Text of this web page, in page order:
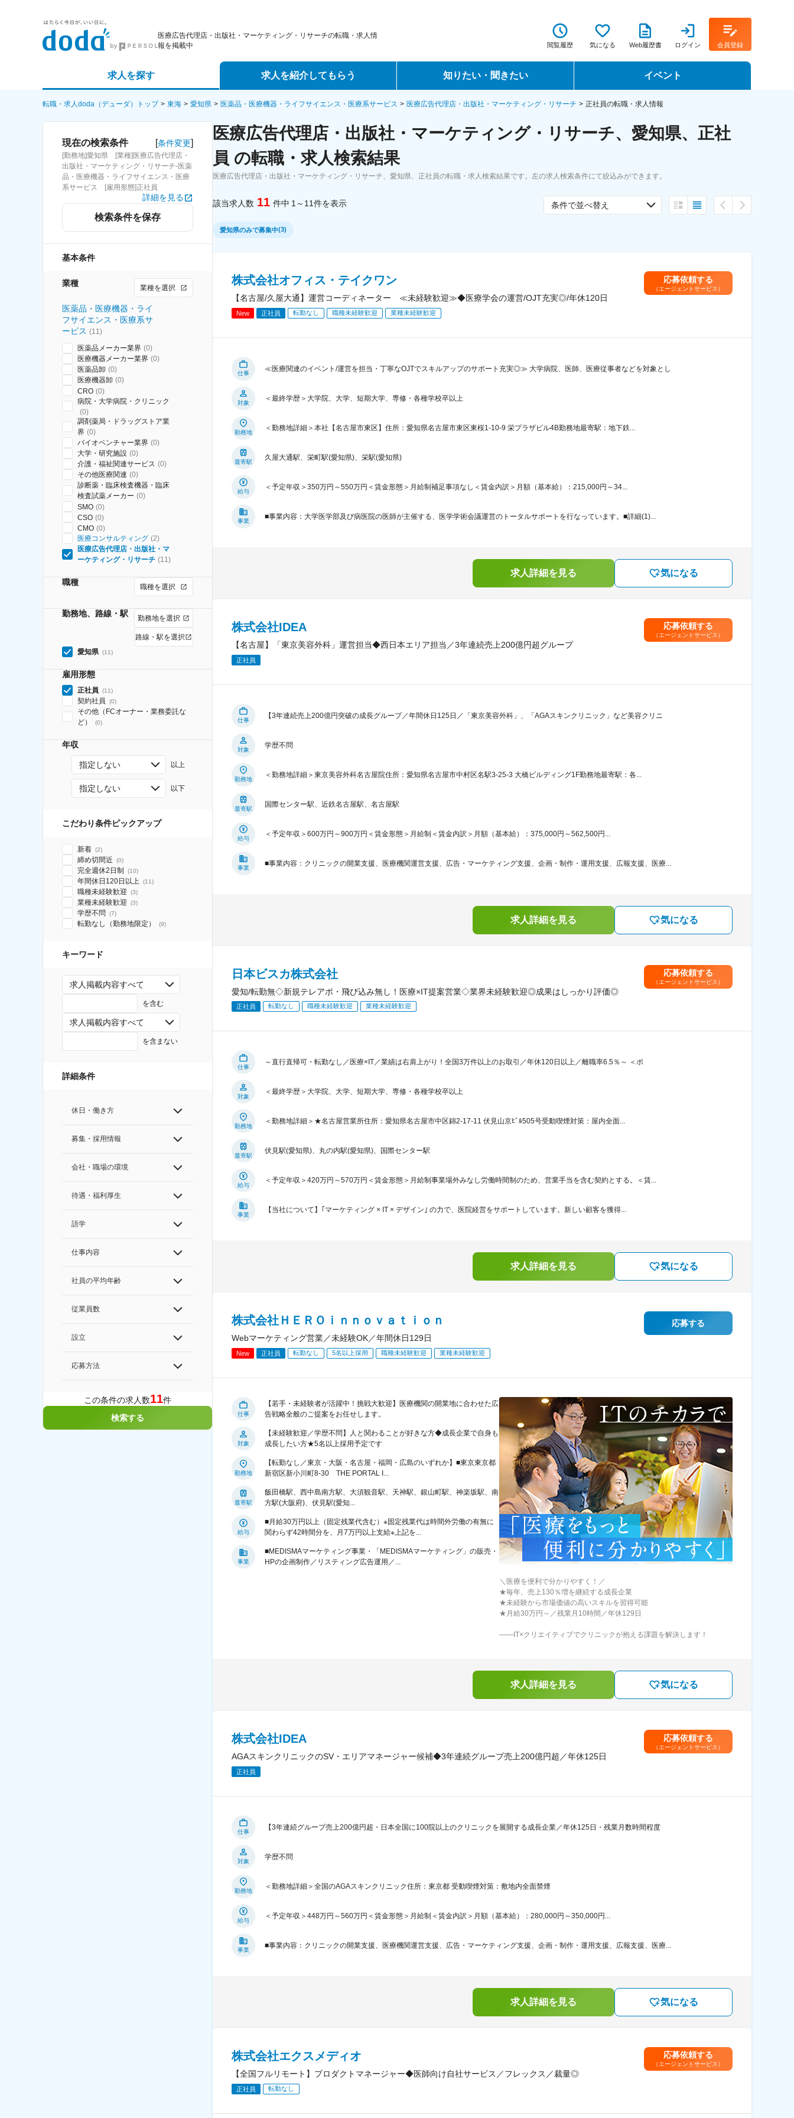
医療広告代理店・出版社・マーケティング・リサーチの転職・求人情
報を掲載中
閲覧履歴 気になる Web履歴書 ログイン 会員登録
求人を探す
詳細条件から探す
求人特集から探す
求人を紹介してもらう
エージェントサービス
スカウトサービス
パートナーエージェントサービス
知りたい・聞きたい
転職ノウハウ
データで見る転職
イベント
転職イベント・転職セミナー
転職フェア
転職・求人doda（デューダ）トップ 東海 愛知県 医薬品・医療機器・ライフサイエンス・医療系サービス 医療広告代理店・出版社・マーケティング・リサーチ 正社員の転職・求人情報
現在の検索条件 [条件変更]
[勤務地]愛知県 [業種]医療広告代理店・
出版社・マーケティング・リサーチ-医薬
品・医療機器・ライフサイエンス・医療
系サービス [雇用形態]正社員
詳細を見る
検索条件を保存
基本条件
業種 業種を選択
医薬品・医療機器・ライ
フサイエンス・医療系サ
ービス (11)
医薬品メーカー業界 (0)
医療機器メーカー業界 (0)
医薬品卸 (0)
医療機器卸 (0)
CRO (0)
病院・大学病院・クリニック
(0)
調剤薬局・ドラッグストア業
界 (0)
バイオベンチャー業界 (0)
大学・研究施設 (0)
介護・福祉関連サービス (0)
その他医療関連 (0)
診断薬・臨床検査機器・臨床
検査試薬メーカー (0)
SMO (0)
CSO (0)
CMO (0)
医療コンサルティング (2)
医療広告代理店・出版社・マ
ーケティング・リサーチ (11)
職種 職種を選択
勤務地、路線・駅 勤務地を選択
路線・駅を選択
愛知県 (11)
雇用形態
正社員 (11)
契約社員 (0)
その他（FCオーナー・業務委託な
ど）
(0)
年収
指定しない 以上
指定しない 以下
こだわり条件ピックアップ
新着 (2)
締め切間近 (0)
完全週休2日制 (10)
年間休日120日以上 (11)
職種未経験歓迎 (3)
業種未経験歓迎 (3)
学歴不問 (7)
転勤なし（勤務地限定） (9)
キーワード
求人掲載内容すべて
を含む
求人掲載内容すべて
を含まない
詳細条件
休日・働き方
募集・採用情報
会社・職場の環境
待遇・福利厚生
語学
仕事内容
社員の平均年齢
従業員数
設立
応募方法
この条件の求人数11件
検索する
医療広告代理店・出版社・マーケティング・リサーチ、愛知県、正社
員 の転職・求人検索結果
医療広告代理店・出版社・マーケティング・リサーチ、愛知県、正社員の転職・求人検索結果です。左の求人検索条件にて絞込みができます。
該当求人数 11 件中 1～11件を表示 条件で並べ替え
愛知県のみで募集中(3)
株式会社オフィス・テイクワン
【名古屋/久屋大通】運営コーディネーター ≪未経験歓迎≫◆医療学会の運営/OJT充実◎/年休120日
New 正社員 転勤なし 職種未経験歓迎 業種未経験歓迎
応募依頼する
（エージェントサービス）
仕事
≪医療関連のイベント/運営を担当・丁寧なOJTでスキルアップのサポート充実◎≫ 大学病院、医師、医療従事者などを対象とし
対象
＜最終学歴＞大学院、大学、短期大学、専修・各種学校卒以上
勤務地
＜勤務地詳細＞本社【名古屋市東区】住所：愛知県名古屋市東区東桜1-10-9 栄プラザビル4B勤務地最寄駅：地下鉄...
最寄駅
久屋大通駅、栄町駅(愛知県)、栄駅(愛知県)
給与
＜予定年収＞350万円～550万円＜賃金形態＞月給制補足事項なし＜賃金内訳＞月額（基本給）：215,000円～34...
事業
■事業内容：大学医学部及び病医院の医師が主催する、医学学術会議運営のトータルサポートを行なっています。■詳細(1)...
求人詳細を見る 気になる
株式会社IDEA
【名古屋】「東京美容外科」運営担当◆西日本エリア担当／3年連続売上200億円超グループ
正社員
応募依頼する
（エージェントサービス）
仕事
【3年連続売上200億円突破の成長グループ／年間休日125日／「東京美容外科」、「AGAスキンクリニック」など美容クリニ
対象
学歴不問
勤務地
＜勤務地詳細＞東京美容外科名古屋院住所：愛知県名古屋市中村区名駅3-25-3 大橋ビルディング1F勤務地最寄駅：各...
最寄駅
国際センター駅、近鉄名古屋駅、名古屋駅
給与
＜予定年収＞600万円～900万円＜賃金形態＞月給制＜賃金内訳＞月額（基本給）：375,000円～562,500円...
事業
■事業内容：クリニックの開業支援、医療機関運営支援、広告・マーケティング支援、企画・制作・運用支援、広報支援、医療...
求人詳細を見る 気になる
日本ビスカ株式会社
愛知/転勤無◇新規テレアポ・飛び込み無し！医療×IT提案営業◇業界未経験歓迎◎成果はしっかり評価◎
正社員 転勤なし 職種未経験歓迎 業種未経験歓迎
応募依頼する
（エージェントサービス）
仕事
～直行直帰可・転勤なし／医療×IT／業績は右肩上がり！全国3万件以上のお取引／年休120日以上／離職率6.5％～ ＜ポ
対象
＜最終学歴＞大学院、大学、短期大学、専修・各種学校卒以上
勤務地
＜勤務地詳細＞★名古屋営業所住所：愛知県名古屋市中区錦2-17-11 伏見山京ﾋﾞﾙ505号受動喫煙対策：屋内全面...
最寄駅
伏見駅(愛知県)、丸の内駅(愛知県)、国際センター駅
給与
＜予定年収＞420万円～570万円＜賃金形態＞月給制事業場外みなし労働時間制のため、営業手当を含む契約とする。＜賃...
事業
【当社について】｢マーケティング × IT × デザイン｣ の力で、医院経営をサポートしています。新しい顧客を獲得...
求人詳細を見る 気になる
株式会社ＨＥＲＯｉｎｎｏｖａｔｉｏｎ
Webマーケティング営業／未経験OK／年間休日129日
New 正社員 転勤なし 5名以上採用 職種未経験歓迎 業種未経験歓迎
応募する
仕事
【若手・未経験者が活躍中！挑戦大歓迎】医療機関の開業地に合わせた広
告戦略全般のご提案をお任せします。
対象
【未経験歓迎／学歴不問】人と関わることが好きな方◆成長企業で自身も
成長したい方★5名以上採用予定です
勤務地
【転勤なし／東京・大阪・名古屋・福岡・広島のいずれか】■東京東京都
新宿区新小川町8-30 THE PORTAL I...
最寄駅
飯田橋駅、西中島南方駅、大須観音駅、天神駅、銀山町駅、神楽坂駅、南
方駅(大阪府)、伏見駅(愛知...
給与
■月給30万円以上（固定残業代含む）※固定残業代は時間外労働の有無に
関わらず42時間分を、月7万円以上支給※上記を...
事業
■MEDISMAマーケティング事業・「MEDISMAマーケティング」の販売・
HPの企画制作／リスティング広告運用／...
＼医療を便利で分かりやすく！／
★毎年、売上130％増を継続する成長企業
★未経験から市場価値の高いスキルを習得可能
★月給30万円～／残業月10時間／年休129日
――IT×クリエイティブでクリニックが抱える課題を解決します！
求人詳細を見る 気になる
株式会社IDEA
AGAスキンクリニックのSV・エリアマネージャー候補◆3年連続グループ売上200億円超／年休125日
正社員
応募依頼する
（エージェントサービス）
仕事
【3年連続グループ売上200億円超・日本全国に100院以上のクリニックを展開する成長企業／年休125日・残業月数時間程度
対象
学歴不問
勤務地
＜勤務地詳細＞全国のAGAスキンクリニック住所：東京都 受動喫煙対策：敷地内全面禁煙
給与
＜予定年収＞448万円～560万円＜賃金形態＞月給制＜賃金内訳＞月額（基本給）：280,000円～350,000円...
事業
■事業内容：クリニックの開業支援、医療機関運営支援、広告・マーケティング支援、企画・制作・運用支援、広報支援、医療...
求人詳細を見る 気になる
株式会社エクスメディオ
【全国フルリモート】プロダクトマネージャー◆医師向け自社サービス／フレックス／裁量◎
正社員 転勤なし
応募依頼する
（エージェントサービス）